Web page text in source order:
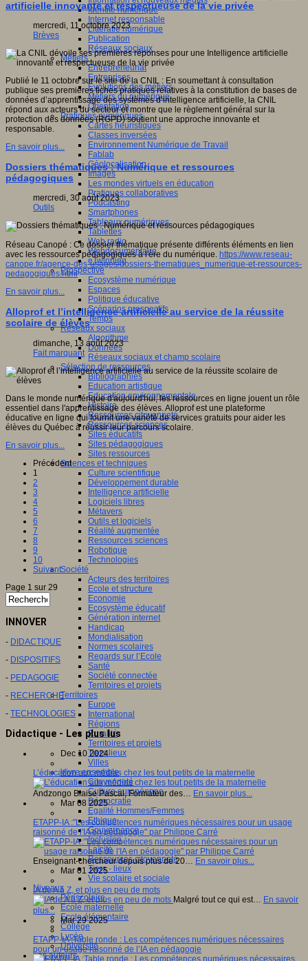
Identité numérique
Internet responsable
Littératie numérique
Publication
Réseaux sociaux
Métiers
Entrepreneuriat
Entreprises
Evolutions des métiers
Métiers du numérique
Orientation
Pratiques numériques
Cartes heuristiques
Classes inversées
Environnement Numérique de Travail
Fablab
Géolocalisation
Images
Les mondes virtuels en éducation
Pratiques collaboratives
Podcasting
Smartphones
Tableaux numériques
Tablettes
Web radio
Webdocumentaire
eTwinning
Prospective
Ecosystème numérique
Espaces
Politique éducative
Scénarios prospectifs
Temps
Réseaux sociaux
Algorithme
Données
Réseaux sociaux et champ scolaire
Sélection de ressources
Bibliographies
Education artistique
Education environnementale
Histoire
Ressources citoyenneté
Ressources sciences
Sites éducatifs
Sites pédagogiques
Sites ressources
Sciences et techniques
Culture scientifique
Développement durable
Intelligence artificielle
Logiciels libres
Métavers
Outils et logiciels
Réalité augmentée
Ressources sciences
Robotique
Technologies
Société
Acteurs des territoires
Ecole et structure
Economie
Ecosystème éducatif
Génération internet
Handicap
Mondialisation
Normes scolaires
Regards sur l’Ecole
Santé
Société connectée
Territoires et projets
Territoires
Europe
International
Régions
Ruralité
Territoires et projets
Tiers lieux
Villes
Vivre ensemble
Citoyenneté
Culture européenne
Démocratie
Egalité Hommes/Femmes
Ethique
Gouvernance
Inclusion
Laïcité
Ressources citoyenneté
Tiers - lieux
Vie scolaire et sociale
Niveaux
Périscolaire
Ecole maternelle
Ecole élémentaire
Collège
Lycée
Université
Les auteurs
artificielle innovante et respectueuse de la vie privée
mercredi, 11 octobre 2023
Brèves
Publié le 11 octobre sur le site de la CNIL : En soumettant à consultation
publique ses premières fiches pratiques relatives à la constitution de bases de
données d’apprentissage des systèmes d’intelligence artificielle, la CNIL
répond aux acteurs du secteur et montre que le règlement général sur la
protection des données (RGPD) soutient une approche innovante et
responsable.
En savoir plus...
Dossiers thématiques : Numérique et ressources
pédagogiques
mercredi, 30 août 2023
Outils
Réseau Canopé : Ce dossier thématique présente différents éléments en lien
avec les ressources pédagogiques à l'ère du numérique. https://www.reseau-
canope.fr/agence-des-usages/dossiers-thematiques_numerique-et-ressources-
pedagogiques.html
En savoir plus...
Alloprof et l’intelligence artificielle au service de la réussite
scolaire de élèves
dimanche, 13 août 2023
Fait marquant
Dans le monde numérique d'aujourd'hui, les ressources en ligne jouent un rôle
essentiel dans l'apprentissage des élèves. Alloprof est une plateforme
éducative en ligne qui fournit une variété de services gratuits pour aider les
élèves du Québec à réussir leur parcours scolaire.
En savoir plus...
Précédent
1
2
3
4
5
6
7
8
9
10
Suivant
Page 1 sur 29
INNOVER
- DIDACTIQUE
- DISPOSITIFS
- PEDAGOGIE
- RECHERCHE
- TECHNOLOGIES
Didactique - Les plus lus
Dec 10 2024
L’éducation aux médias chez les tout petits de la maternelle
Andzongo Blaise Pascal, Formateur des… En savoir plus...
Mar 08 2025
ETAPP-IA :"Les compétences numériques nécessaires pour un usage
raisonné de l'IA en pédagogie" par Philippe Carré
Enseignant-chercheur depuis plus de 20… En savoir plus...
Mar 01 2025
IA de A à Z, et plus en peu de mots
Malgré tout ce qui est… En savoir
plus...
Mar 29 2025
ETAPP-IA :Table ronde : Les compétences numériques nécessaires
pour un usage raisonné de l’IA en pédagogie